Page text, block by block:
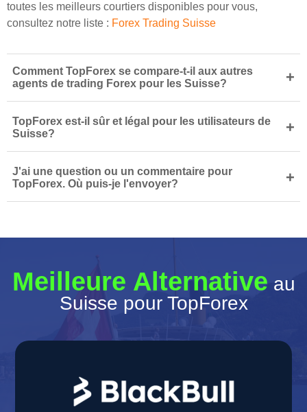
toutes les meilleurs courtiers disponibles pour vous,
consultez notre liste : Forex Trading Suisse
Comment TopForex se compare-t-il aux autres
agents de trading Forex pour les Suisse?
+
TopForex est-il sûr et légal pour les utilisateurs de
Suisse?
+
J'ai une question ou un commentaire pour
TopForex. Où puis-je l'envoyer?
+
Meilleure Alternative au
Suisse pour TopForex